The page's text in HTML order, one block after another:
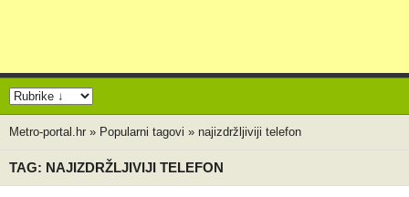
Metro-portal.hr » Popularni tagovi » najizdržljiviji telefon
TAG: NAJIZDRŽLJIVIJI TELEFON